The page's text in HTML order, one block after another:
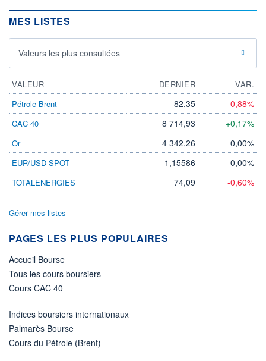
MES LISTES
Valeurs les plus consultées
VALEUR DERNIER
VAR.
Pétrole Brent
82,35 -0,88%
CAC 40 8 714,93 +0,17%
Or 4 342,26 0,00%
EUR/USD SPOT 1,15586 0,00%
TOTALENERGIES 74,09 -0,60%
Gérer mes listes
PAGES LES PLUS POPULAIRES
Accueil Bourse
Tous les cours boursiers
Cours CAC 40
Indices boursiers internationaux
Palmarès Bourse
Cours du Pétrole (Brent)